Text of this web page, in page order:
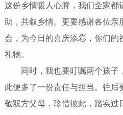
这份乡情暖人心脾，我们全家都
助，共叙乡情。更要感谢各位亲
会，为今日的喜庆添彩，你们的
礼物。
同时，我也要叮嘱两个孩子
此便多了一份责任与担当。往后
敬双方父母，珍惜彼此，踏实过